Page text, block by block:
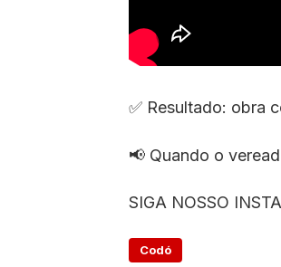
✅ Resultado: obra
📢 Quando o
SIGA NOSSO
Codó